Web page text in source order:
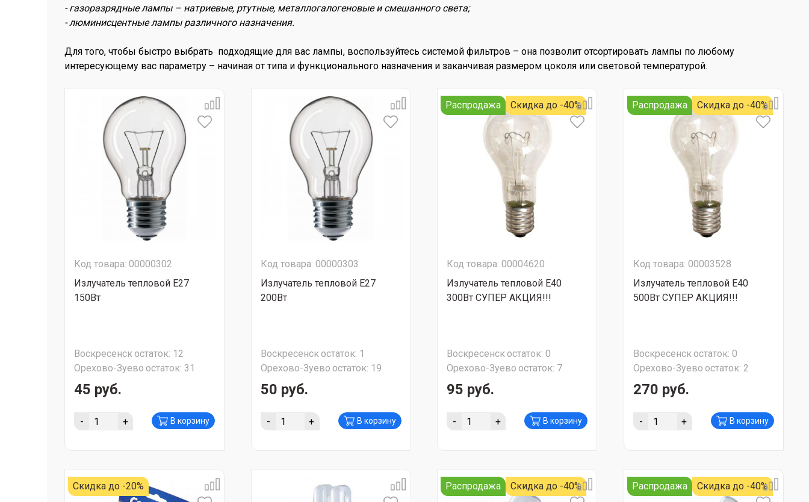
- газоразрядные лампы – натриевые, ртутные, металлогалогеновые и смешанного света;
- люминисцентные лампы различного назначения.
Для того, чтобы быстро выбрать подходящие для вас лампы, воспользуйтесь системой фильтров – она позволит отсортировать лампы по любому
интересующему вас параметру – начиная от типа и функционального назначения и заканчивая размером цоколя или световой температурой.
Код товара: 00000302
Излучатель тепловой Е27
150Вт
Воскресенскостаток: 12
Орехово-Зуево остаток: 31
45 руб.
- + В корзину
Код товара: 00000303
Излучатель тепловой Е27
200Вт
Воскресенскостаток: 1
Орехово-Зуево остаток: 19
50 руб.
- + В корзину
Распродажа Скидка до -40%
Код товара: 00004620
Излучатель тепловой Е40
300Вт СУПЕР АКЦИЯ!!!
Воскресенскостаток: 0
Орехово-Зуево остаток: 7
95 руб.
- + В корзину
Распродажа Скидка до -40%
Код товара: 00003528
Излучатель тепловой Е40
500Вт СУПЕР АКЦИЯ!!!
Воскресенскостаток: 0
Орехово-Зуево остаток: 2
270 руб.
- + В корзину
Скидка до -20% Распродажа Скидка до -40% Распродажа Скидка до -40%